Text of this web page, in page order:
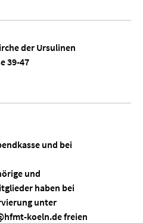
der Ursulinen
39-47
und bei
und
haben bei
unter
koeln.de freien